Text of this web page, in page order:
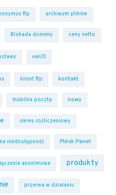
ftp archiwum plików
Blokada domeny ceny netto
ean13
klient ftp kontakt
mobilna poczta nowy
okres rozliczeniowy
niedostępność Plesk Panel
anonimowe produkty
przerwa w działaniu